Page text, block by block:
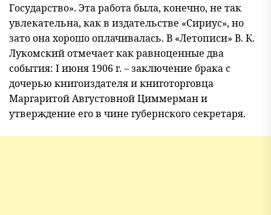
Государство». Эта работа была, конечно, не так
увлекательна, как в издательстве «Сириус», но
зато она хорошо оплачивалась. В «Летописи» В. К.
Лукомский отмечает как равноценные два
события: I июня 1906 г. – заключение брака с
дочерью книгоиздателя и книготорговца
Маргаритой Августовной Циммерман и
утверждение его в чине губернского секретаря.